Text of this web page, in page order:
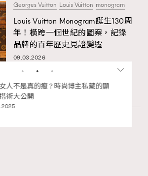
Georges Vuitton Louis Vuitton monogram
Louis Vuitton Monogram誕生130周
年！橫跨一個世紀的圖案，記錄
品牌的百年歷史見證變遷
09.03.2026
別再用酒精消毒皮革！6個清潔手袋小技
巧，讓你更愛惜你的手袋
02.06.2025